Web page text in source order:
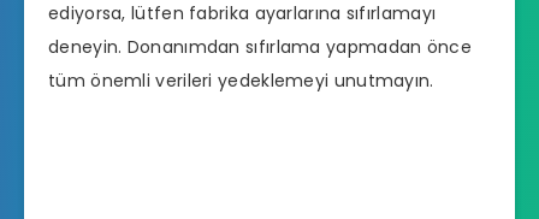
ediyorsa, lütfen fabrika ayarlarına sıfırlamayı
deneyin. Donanımdan sıfırlama yapmadan önce
tüm önemli verileri yedeklemeyi unutmayın.